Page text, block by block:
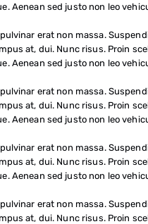
sed justo non leo
erat non massa.
at, dui. Nunc risus. Proin
sed justo non leo
erat non massa.
at, dui. Nunc risus. Proin
sed justo non leo
erat non massa.
at, dui. Nunc risus. Proin
sed justo non leo
erat non massa.
at, dui. Nunc risus. Proin